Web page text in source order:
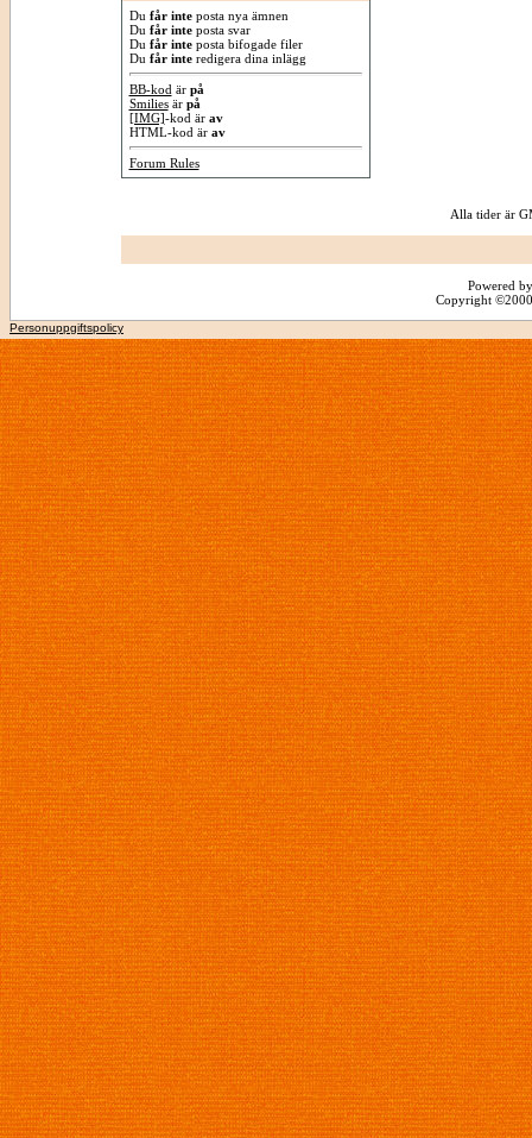
Du får inteposta nya ämnen
Du får inteposta svar
Du får inteposta bifogade filer
Du får interedigera dina inlägg
BB-kod är på
Smiliesär på
[IMG]-kod är av
HTML-kod är av
Forum Rules
Alla tider är
Powered
Copyright
Personuppgiftspolicy